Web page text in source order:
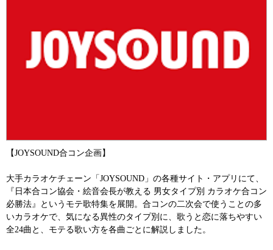
【JOYSOUND合コン企画】
大手カラオケチェーン「JOYSOUND」の各種サイト・アプリにて、
『日本合コン協会・絵音会長が教える 男女タイプ別 カラオケ合コン
必勝法』というモテ歌特集を展開。合コンの二次会で使うことの多
いカラオケで、気になる異性のタイプ別に、歌うと恋に落ちやすい
全24曲と、モテる歌い方を各曲ごとに解説しました。